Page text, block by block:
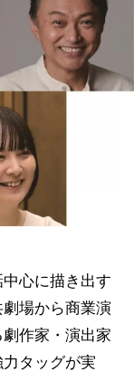
心に描き出す
場から商業演
作家・演出家
タッグが実